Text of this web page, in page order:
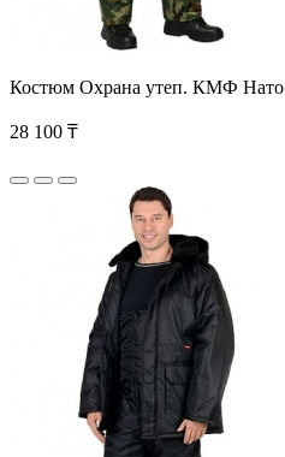
Костюм Охрана утеп. КМФ Нато
28 100 ₸